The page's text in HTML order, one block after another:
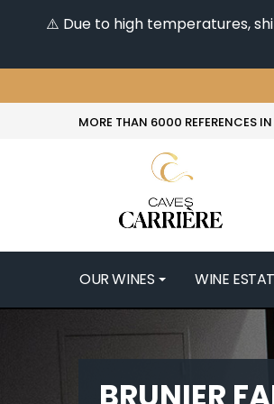
⚠️ Due to high temperatures,
MORE THAN 6000 REFERENCES
OUR WINES WINE